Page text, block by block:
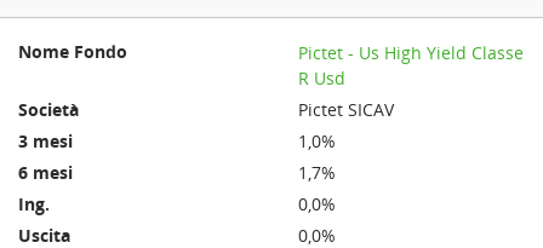
Pictet - Us High Yield Classe
R Usd
Pictet SICAV
1,0%
1,7%
0,0%
0,0%